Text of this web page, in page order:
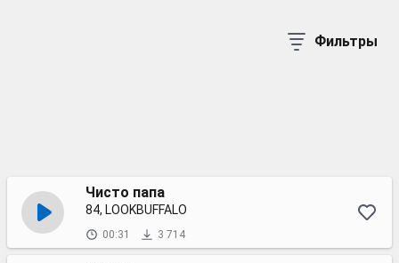
Фильтры
Чисто папа
84, LOOKBUFFALO
00:31 3 714